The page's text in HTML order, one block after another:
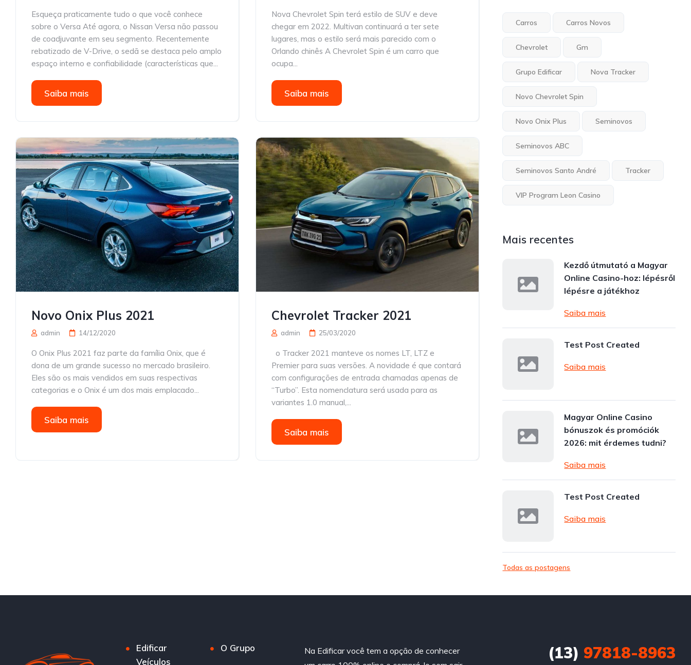
Esqueça praticamente tudo o que você conhece
sobre o Versa Até agora, o Nissan Versa não passou
de coadjuvante em seu segmento. Recentemente
rebatizado de V-Drive, o sedã se destaca pelo amplo
espaço interno e confiabilidade (características que...
Saiba mais
Nova Chevrolet Spin terá estilo de SUV e deve
chegar em 2022. Multivan continuará a ter sete
lugares, mas o estilo será mais parecido com o
Orlando chinês A Chevrolet Spin é um carro que
ocupa...
Saiba mais
Novo Onix Plus 2021
admin 14/12/2020
O Onix Plus 2021 faz parte da família Onix, que é
dona de um grande sucesso no mercado brasileiro.
Eles são os mais vendidos em suas respectivas
categorias e o Onix é um dos mais emplacado...
Saiba mais
Chevrolet Tracker 2021
admin 25/03/2020
o Tracker 2021 manteve os nomes LT, LTZ e
Premier para suas versões. A novidade é que contará
com configurações de entrada chamadas apenas de
“Turbo”. Esta nomenclatura será usada para as
variantes 1.0 manual,...
Saiba mais
Carros Carros Novos
Chevrolet Gm
Grupo Edificar Nova Tracker
Novo Chevrolet Spin
Novo Onix Plus Seminovos
Seminovos ABC
Seminovos Santo André Tracker
VIP Program Leon Casino
Mais recentes
Kezdő útmutató a Magyar
Online Casino-hoz: lépésről
lépésre a játékhoz
Saiba mais
Test Post Created
Saiba mais
Magyar Online Casino
bónuszok és promóciók
2026: mit érdemes tudni?
Saiba mais
Test Post Created
Saiba mais
Todas as postagens
Edificar
Veículos
O Grupo
Na Edificar você tem a opção de conhecer
(13) 97818-8963